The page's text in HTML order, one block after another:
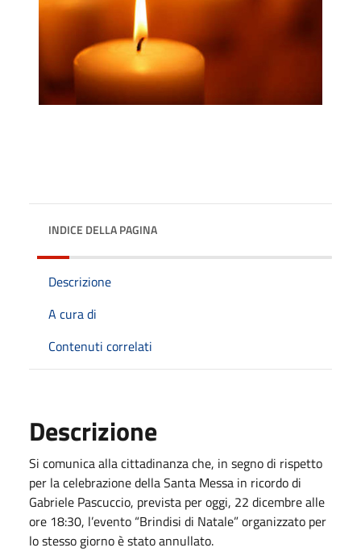
INDICE DELLA PAGINA
Descrizione
A cura di
Contenuti correlati
Descrizione
Si comunica alla cittadinanza che, in segno di rispetto
per la celebrazione della Santa Messa in ricordo di
Gabriele Pascuccio, prevista per oggi, 22 dicembre alle
ore 18:30, l’evento “Brindisi di Natale” organizzato per
lo stesso giorno è stato annullato.